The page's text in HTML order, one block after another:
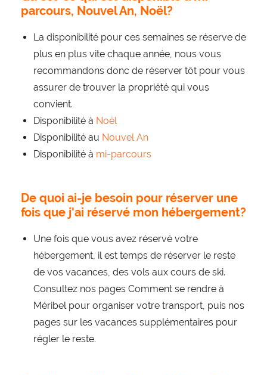
parcours, Nouvel An, Noël?
La disponibilité pour ces semaines se réserve de
plus en plus vite chaque année, nous vous
recommandons donc de réserver tôt pour vous
assurer de trouver la propriété qui vous
convient.
Disponibilité à Noël
Disponibilité au Nouvel An
Disponibilité à mi-parcours
De quoi ai-je besoin pour réserver une
fois que j'ai réservé mon hébergement?
Une fois que vous avez réservé votre
hébergement, il est temps de réserver le reste
de vos vacances, des vols aux cours de ski.
Consultez nos pages Comment se rendre à
Méribel pour organiser votre transport, puis nos
pages sur les vacances supplémentaires pour
régler le reste.